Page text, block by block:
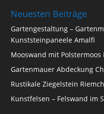
Neuesten Beiträge
Gartengestaltung –
Kunststeinpaneele Amalfi
Mooswand mit Polstermoos
Gartenmauer Abdeckung
Rustikale Ziegelstein
Kunstfelsen – Felswand im